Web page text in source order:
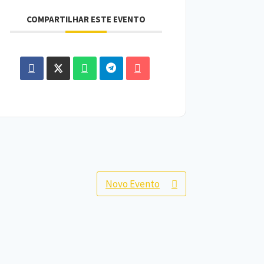
COMPARTILHAR ESTE EVENTO
Novo Evento